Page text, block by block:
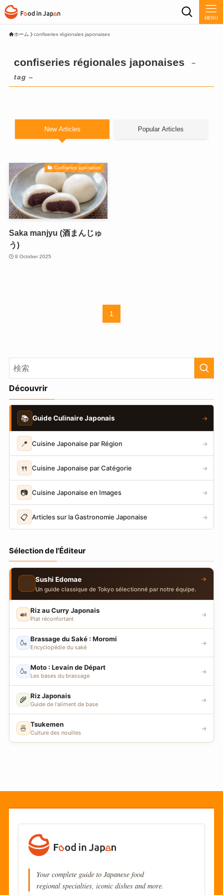
MENU
ホーム confiseries régionales japonaises
confiseries régionales japonaises
–
tag –
New Articles Popular Articles
Confiseries japonaises
Saka manjyu (酒まんじゅ
う)
8 October 2025
1
Découvrir
📚 Guide Culinaire Japonais →
📍 Cuisine Japonaise par Région →
🍴 Cuisine Japonaise par Catégorie →
📷 Cuisine Japonaise en Images →
📋 Articles sur la Gastronomie Japonaise →
Sélection de l'Éditeur
🍣 Sushi Edomae
Un guide classique de Tokyo sélectionné par notre équipe.
→
🍛 Riz au Curry Japonais
Plat réconfortant
→
🍶 Brassage du Saké : Moromi
Encyclopédie du saké
→
🍶 Moto : Levain de Départ
Les bases du brassage
→
🌾 Riz Japonais
Guide de l'aliment de base
→
🍜 Tsukemen
Culture des nouilles
→
Your complete guide to Japanese food
regional specialties, iconic dishes and more.